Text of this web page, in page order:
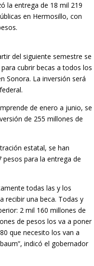
la entrega de 18 mil 219
en Hermosillo, con
del siguiente semestre se
cubrir becas a todos los
Sonora. La inversión será
de enero a junio, se
de 255 millones de
estatal, se han
para la entrega de
todas las y los
recibir una beca. Todas y
2 mil 160 millones de
de pesos los va a poner
que necesito los van a
indicó el gobernador